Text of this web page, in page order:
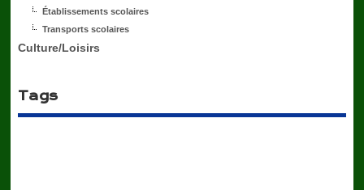
Établissements scolaires
Transports scolaires
Culture/Loisirs
Tags